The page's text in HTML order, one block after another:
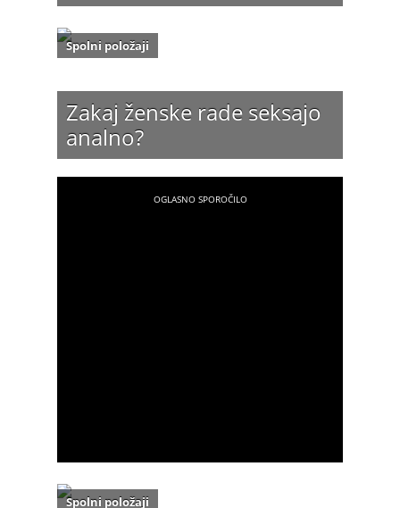
Zakaj ženske rade seksajo
analno?
Spolni položaji
Spolni položaji